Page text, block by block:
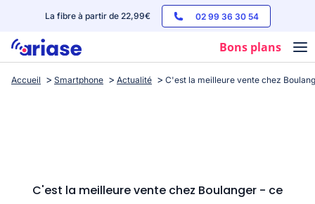
La fibre à partir de 22,99€ 02 99 36 30 54
Bons plans
Box internet
Streaming
Accueil Smartphone Actualité C'est la meilleure vente chez
C'est la meilleure vente chez Boulanger - ce